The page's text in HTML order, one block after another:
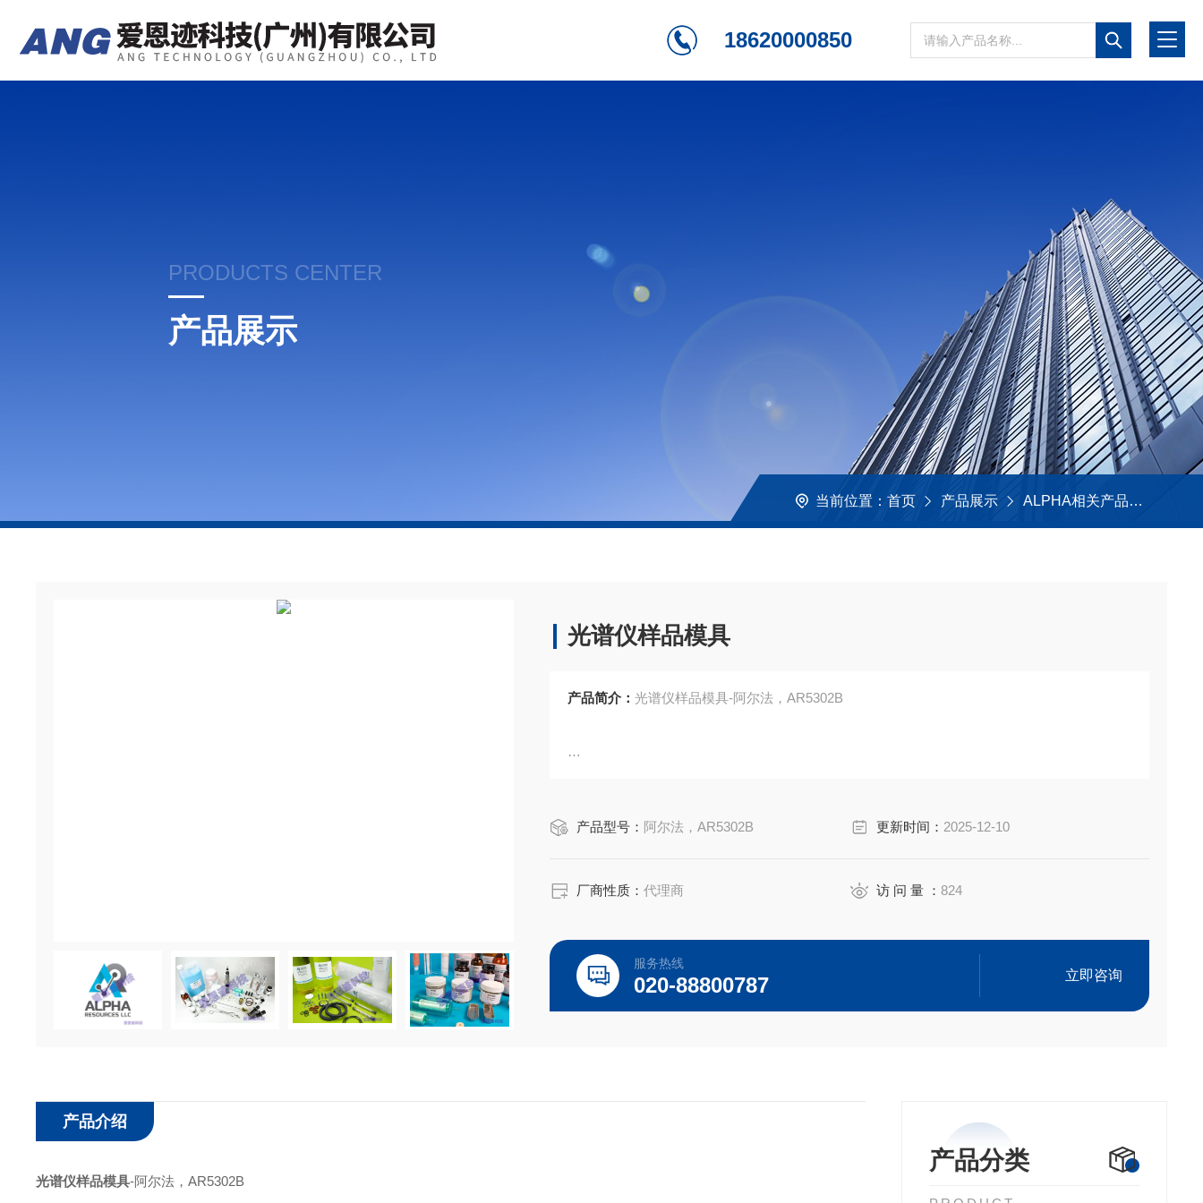
18620000850
PRODUCTS CENTER
产品展示
当前位置： 首页 产品展示 ALPHA相关产品
光谱仪样品模具
产品简介：光谱仪样品模具-阿尔法，AR5302B
用途：铝、铅、镁和锌合金
无可用
兼容仪器
产品型号： 阿尔法，AR5302B 更新时间： 2025-12-10
厂商性质：代理商 访 问 量 ：824
服务热线
020-88800787 立即咨询
产品分类
产品介绍
光谱仪样品模具-阿尔法， AR5302B